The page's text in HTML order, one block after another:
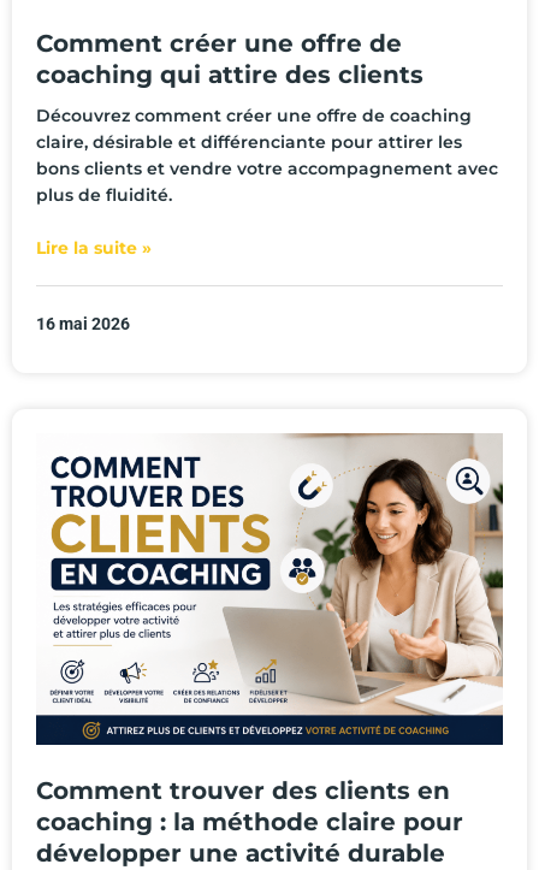
Comment créer une offre de
coaching qui attire des clients
Découvrez comment créer une offre de coaching
claire, désirable et différenciante pour attirer les
bons clients et vendre votre accompagnement avec
plus de fluidité.
Lire la suite »
16 mai 2026
Comment trouver des clients en
coaching : la méthode claire pour
développer une activité durable